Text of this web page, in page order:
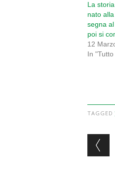
La
nato
segna
poi si
12
In
TAGGED